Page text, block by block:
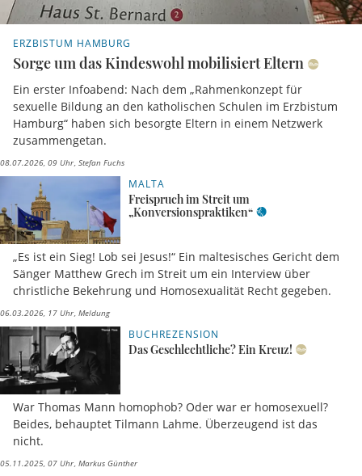
ERZBISTUM HAMBURG
Sorge um das Kindeswohl mobilisiert Eltern
Ein erster Infoabend: Nach dem „Rahmenkonzept für
sexuelle Bildung an den katholischen Schulen im Erzbistum
Hamburg“ haben sich besorgte Eltern in einem Netzwerk
zusammengetan.
08.07.2026, 09 Uhr Stefan Fuchs
MALTA
Freispruch im Streit um
„Konversionspraktiken“
„Es ist ein Sieg! Lob sei Jesus!“ Ein maltesisches Gericht dem
Sänger Matthew Grech im Streit um ein Interview über
christliche Bekehrung und Homosexualität Recht gegeben.
06.03.2026, 17 Uhr Meldung
BUCHREZENSION
Das Geschlechtliche? Ein Kreuz!
War Thomas Mann homophob? Oder war er homosexuell?
Beides, behauptet Tilmann Lahme. Überzeugend ist das
nicht.
05.11.2025, 07 Uhr Markus Günther